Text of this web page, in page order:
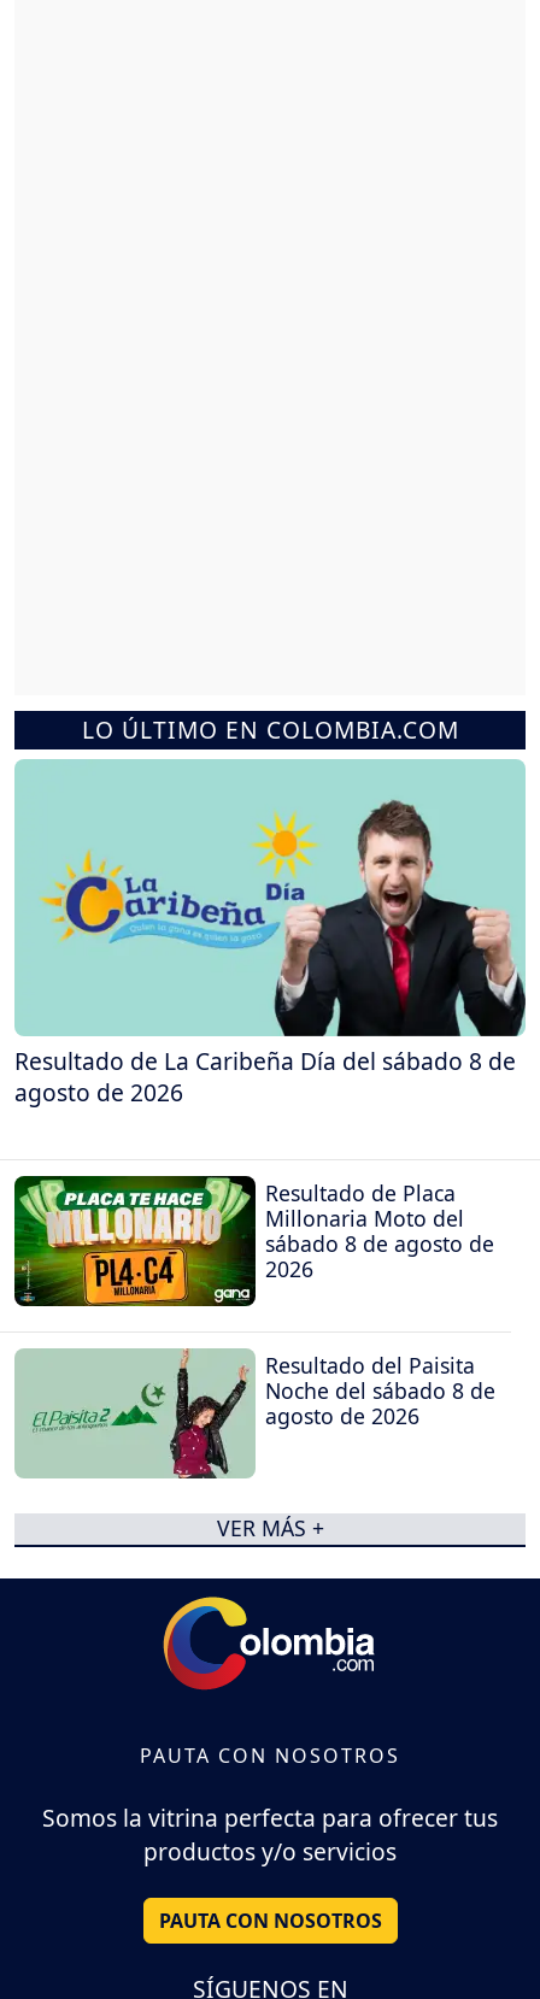
LO ÚLTIMO EN COLOMBIA.COM
Resultado de La Caribeña Día del sábado 8 de
agosto de 2026
Resultado de Placa
Millonaria Moto del
sábado 8 de agosto de
2026
Resultado del Paisita
Noche del sábado 8 de
agosto de 2026
VER MÁS +
PAUTA CON NOSOTROS
Somos la vitrina perfecta para ofrecer tus
productos y/o servicios
PAUTA CON NOSOTROS
SÍGUENOS EN